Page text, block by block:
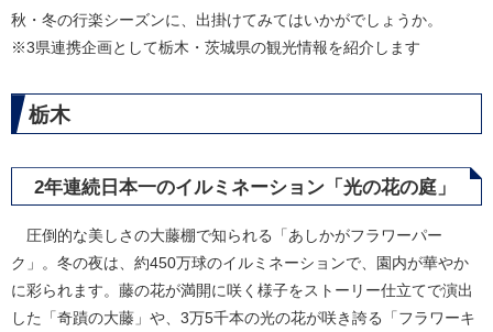
秋・冬の行楽シーズンに、出掛けてみてはいかがでしょうか。
※3県連携企画として栃木・茨城県の観光情報を紹介します
栃木
2年連続日本一のイルミネーション「光の花の庭」
圧倒的な美しさの大藤棚で知られる「あしかがフラワーパー
ク」。冬の夜は、約450万球のイルミネーションで、園内が華やか
に彩られます。藤の花が満開に咲く様子をストーリー仕立てで演出
した「奇蹟の大藤」や、3万5千本の光の花が咲き誇る「フラワーキ